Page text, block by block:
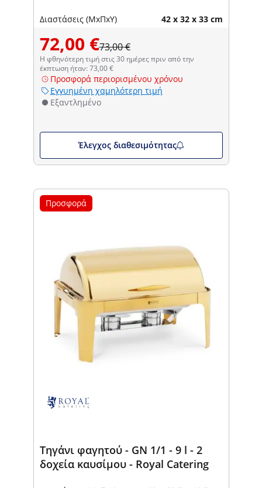
Διαστάσεις (ΜxΠxΥ) 42 x 32 x 33 cm
72,00 €73,00 €
Η φθηνότερη τιμή στις 30 ημέρες πριν από την
έκπτωση ήταν: 73,00 €
Προσφορά περιορισμένου χρόνου
Εγγυημένη χαμηλότερη τιμή
Εξαντλημένο
Έλεγχος διαθεσιμότητας
Προσφορά
Τηγάνι φαγητού - GN 1/1 - 9 l - 2
δοχεία καυσίμου - Royal Catering